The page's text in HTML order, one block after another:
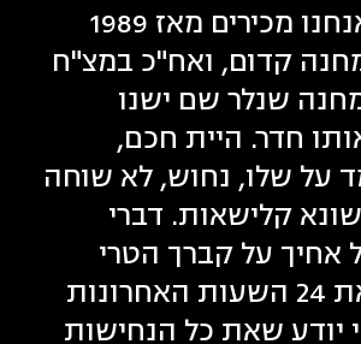
תום יקר, אנחנו מכירים מאז 1989
קדום, ואח"כ במצ"ח
שנלר שם ישנו
חדר. היית חכם,
על שלו, נחוש, לא שוחה
קלישאות. דברי
על קברך הטרי
משקפים את 24 השעות האחרונות
יודע שאת כל הנחישות